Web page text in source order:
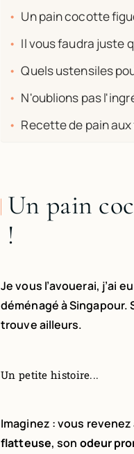
Un pain cocotte
Il vous faudra juste
Quels ustensiles
N'oublions pas
Recette de pain
Un pain
!
Je vous l’avouerai, j’ai
déménagé à Singapour.
trouve ailleurs.
Un petite histoire...
Imaginez : vous
flatteuse, son odeur